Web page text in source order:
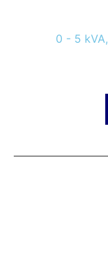
0 - 5 kVA,